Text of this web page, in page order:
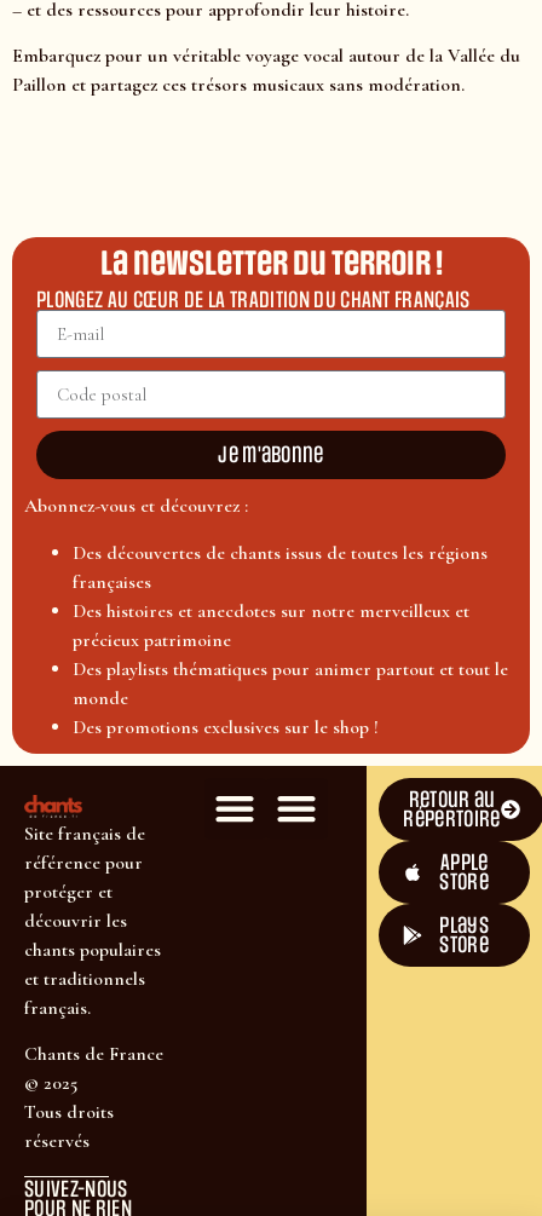
– et des ressources pour approfondir leur histoire.
Embarquez pour un véritable voyage vocal autour de la Vallée du
Paillon et partagez ces trésors musicaux sans modération.
La newsletter du terroir !
PLONGEZ AU CŒUR DE LA TRADITION DU CHANT FRANÇAIS
Je m'abonne
Abonnez-vous et découvrez :
Des découvertes de chants issus de toutes les régions
françaises
Des histoires et anecdotes sur notre merveilleux et
précieux patrimoine
Des playlists thématiques pour animer partout et tout le
monde
Des promotions exclusives sur le shop !
Site français de
référence pour
protéger et
découvrir les
chants populaires
et traditionnels
français.
Chants de France
© 2025
Tous droits
réservés
SUIVEZ-NOUS
POUR NE RIEN
Retour au
répertoire
Apple
Store
plays
store